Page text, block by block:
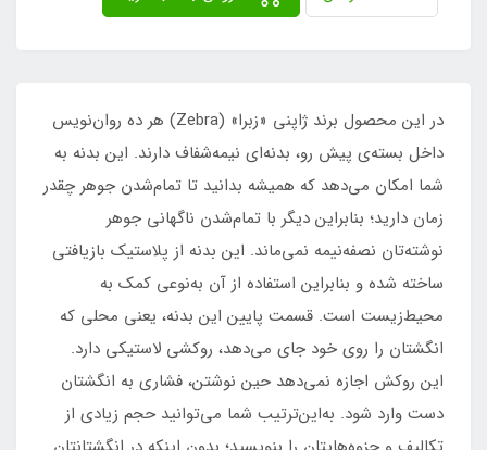
​​​​در این محصول برند ژاپنی «زبرا» (Zebra) هر ده روان‌نویس
داخل بسته‌ی پیش رو، بدنه‌ای نیمه‌شفاف دارند. این بدنه به
شما امکان می‌دهد که همیشه بدانید تا تمام‌شدن جوهر چقدر
زمان دارید؛ بنابراین دیگر با تمام‌شدن ناگهانی جوهر
نوشته‌تان نصفه‌نیمه نمی‌ماند. این بدنه از پلاستیک بازیافتی
ساخته شده و بنابراین استفاده از آن به‌نوعی کمک به
محیط‌زیست است. قسمت پایین این بدنه، یعنی محلی که
انگشتان را روی خود جای می‌دهد، روکشی لاستیکی دارد.
این روکش اجازه نمی‌دهد حین نوشتن، فشاری به انگشتان
دست وارد شود. به‌این‌ترتیب شما می‌توانید حجم زیادی از